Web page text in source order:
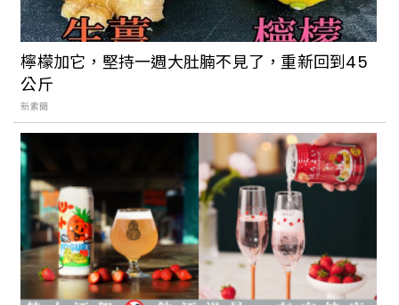
檸檬加它，堅持一週大肚腩不見了，重新回到45
公斤
新素簡